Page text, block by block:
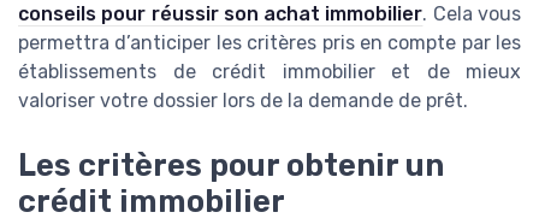
conseils pour réussir son achat immobilier. Cela vous
permettra d’anticiper les critères pris en compte par les
établissements de crédit immobilier et de mieux
valoriser votre dossier lors de la demande de prêt.
Les critères pour obtenir un
crédit immobilier